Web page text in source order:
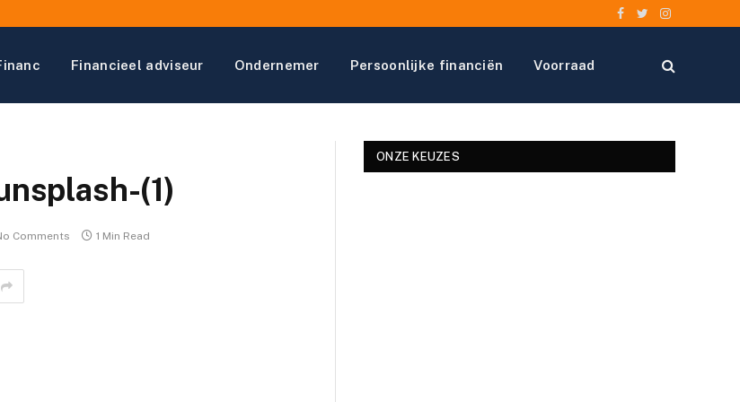
Facebook
TwitterInstagram
Financieel adviseur Ondernemer Persoonlijke financiën Voorraad
(1)
Comments 1 Min Read
ONZE KEUZES